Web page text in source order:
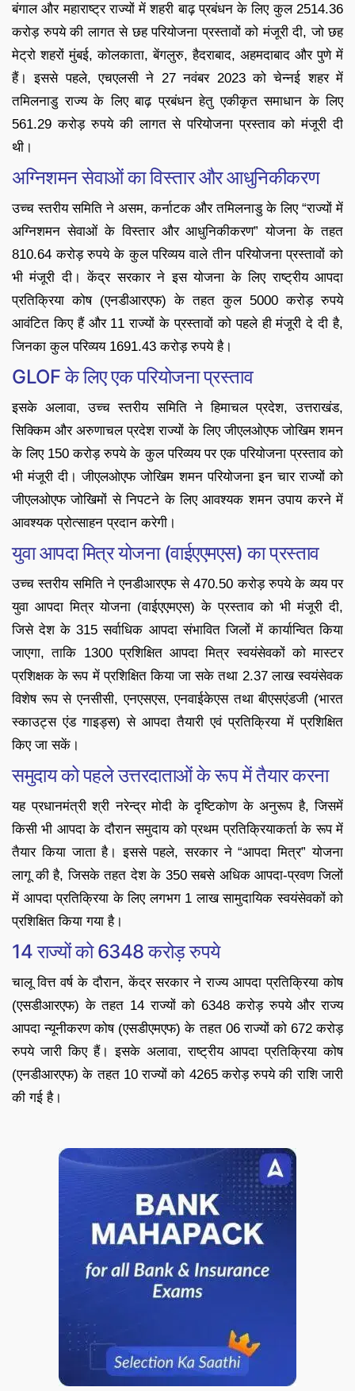
बंगाल और महाराष्ट्र राज्यों में शहरी बाढ़ प्रबंधन के लिए कुल 2514.36
करोड़ रुपये की लागत से छह परियोजना प्रस्तावों को मंजूरी दी, जो छह
मेट्रो शहरों मुंबई, कोलकाता, बेंगलुरु, हैदराबाद, अहमदाबाद और पुणे में
हैं। इससे पहले, एचएलसी ने 27 नवंबर 2023 को चेन्नई शहर में
तमिलनाडु राज्य के लिए बाढ़ प्रबंधन हेतु एकीकृत समाधान के लिए
561.29 करोड़ रुपये की लागत से परियोजना प्रस्ताव को मंजूरी दी
थी।
अग्निशमन सेवाओं का विस्तार और आधुनिकीकरण
उच्च स्तरीय समिति ने असम, कर्नाटक और तमिलनाडु के लिए “राज्यों में
अग्निशमन सेवाओं के विस्तार और आधुनिकीकरण” योजना के तहत
810.64 करोड़ रुपये के कुल परिव्यय वाले तीन परियोजना प्रस्तावों को
भी मंजूरी दी। केंद्र सरकार ने इस योजना के लिए राष्ट्रीय आपदा
प्रतिक्रिया कोष (एनडीआरएफ) के तहत कुल 5000 करोड़ रुपये
आवंटित किए हैं और 11 राज्यों के प्रस्तावों को पहले ही मंजूरी दे दी है,
जिनका कुल परिव्यय 1691.43 करोड़ रुपये है।
GLOF के लिए एक परियोजना प्रस्ताव
इसके अलावा, उच्च स्तरीय समिति ने हिमाचल प्रदेश, उत्तराखंड,
सिक्किम और अरुणाचल प्रदेश राज्यों के लिए जीएलओएफ जोखिम शमन
के लिए 150 करोड़ रुपये के कुल परिव्यय पर एक परियोजना प्रस्ताव को
भी मंजूरी दी। जीएलओएफ जोखिम शमन परियोजना इन चार राज्यों को
जीएलओएफ जोखिमों से निपटने के लिए आवश्यक शमन उपाय करने में
आवश्यक प्रोत्साहन प्रदान करेगी।
युवा आपदा मित्र योजना (वाईएएमएस) का प्रस्ताव
उच्च स्तरीय समिति ने एनडीआरएफ से 470.50 करोड़ रुपये के व्यय पर
युवा आपदा मित्र योजना (वाईएएमएस) के प्रस्ताव को भी मंजूरी दी,
जिसे देश के 315 सर्वाधिक आपदा संभावित जिलों में कार्यान्वित किया
जाएगा, ताकि 1300 प्रशिक्षित आपदा मित्र स्वयंसेवकों को मास्टर
प्रशिक्षक के रूप में प्रशिक्षित किया जा सके तथा 2.37 लाख स्वयंसेवक
विशेष रूप से एनसीसी, एनएसएस, एनवाईकेएस तथा बीएसएंडजी (भारत
स्काउट्स एंड गाइड्स) से आपदा तैयारी एवं प्रतिक्रिया में प्रशिक्षित
किए जा सकें।
समुदाय को पहले उत्तरदाताओं के रूप में तैयार करना
यह प्रधानमंत्री श्री नरेन्द्र मोदी के दृष्टिकोण के अनुरूप है, जिसमें
किसी भी आपदा के दौरान समुदाय को प्रथम प्रतिक्रियाकर्ता के रूप में
तैयार किया जाता है। इससे पहले, सरकार ने “आपदा मित्र” योजना
लागू की है, जिसके तहत देश के 350 सबसे अधिक आपदा-प्रवण जिलों
में आपदा प्रतिक्रिया के लिए लगभग 1 लाख सामुदायिक स्वयंसेवकों को
प्रशिक्षित किया गया है।
14 राज्यों को 6348 करोड़ रुपये
चालू वित्त वर्ष के दौरान, केंद्र सरकार ने राज्य आपदा प्रतिक्रिया कोष
(एसडीआरएफ) के तहत 14 राज्यों को 6348 करोड़ रुपये और राज्य
आपदा न्यूनीकरण कोष (एसडीएमएफ) के तहत 06 राज्यों को 672 करोड़
रुपये जारी किए हैं। इसके अलावा, राष्ट्रीय आपदा प्रतिक्रिया कोष
(एनडीआरएफ) के तहत 10 राज्यों को 4265 करोड़ रुपये की राशि जारी
की गई है।